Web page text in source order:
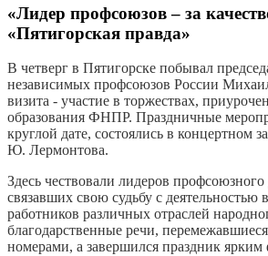
«Лидер профсоюзов – за
«Пятигорская правда»
В четверг в Пятигорске побывал
независимых профсоюзов России
визита - участие в торжествах,
образования ФНПР. Праздничные
круглой дате, состоялись в концертном
Ю. Лермонтова.
Здесь чествовали лидеров
связавших свою судьбу с деятельностью
работников различных отраслей
благодарственные речи,
номерами, а завершился праздник ярким